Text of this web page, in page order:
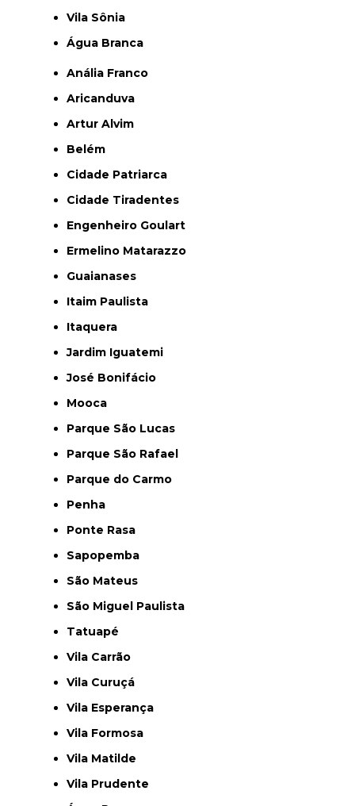
Vila Sônia
Água Branca
Anália Franco
Aricanduva
Artur Alvim
Belém
Cidade Patriarca
Cidade Tiradentes
Engenheiro Goulart
Ermelino Matarazzo
Guaianases
Itaim Paulista
Itaquera
Jardim Iguatemi
José Bonifácio
Mooca
Parque São Lucas
Parque São Rafael
Parque do Carmo
Penha
Ponte Rasa
Sapopemba
São Mateus
São Miguel Paulista
Tatuapé
Vila Carrão
Vila Curuçá
Vila Esperança
Vila Formosa
Vila Matilde
Vila Prudente